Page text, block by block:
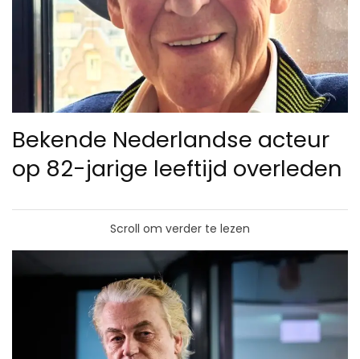
Bekende Nederlandse acteur
op 82-jarige leeftijd overleden
Scroll om verder te lezen